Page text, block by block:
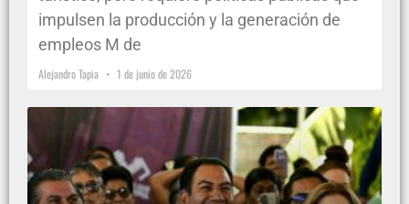
impulsen la producción y la generación de
empleos M de
Alejandro Tapia 1 de junio de 2026